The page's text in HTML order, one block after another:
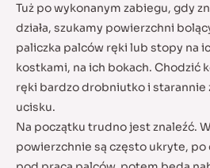
Tuż po wykonanym zabiegu, gdy
działa, szukamy powierzchni
paliczka palców ręki lub stopy na
kostkami, na ich bokach. Chodzić
ręki bardzo drobniutko i starannie
ucisku.
Na początku trudno jest znaleźć.
powierzchnie są często ukryte,